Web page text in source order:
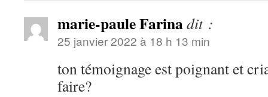
marie-paule Farinadit :
25 janvier 2022 à 18 h 13 min
ton témoignage est poignant et
faire?